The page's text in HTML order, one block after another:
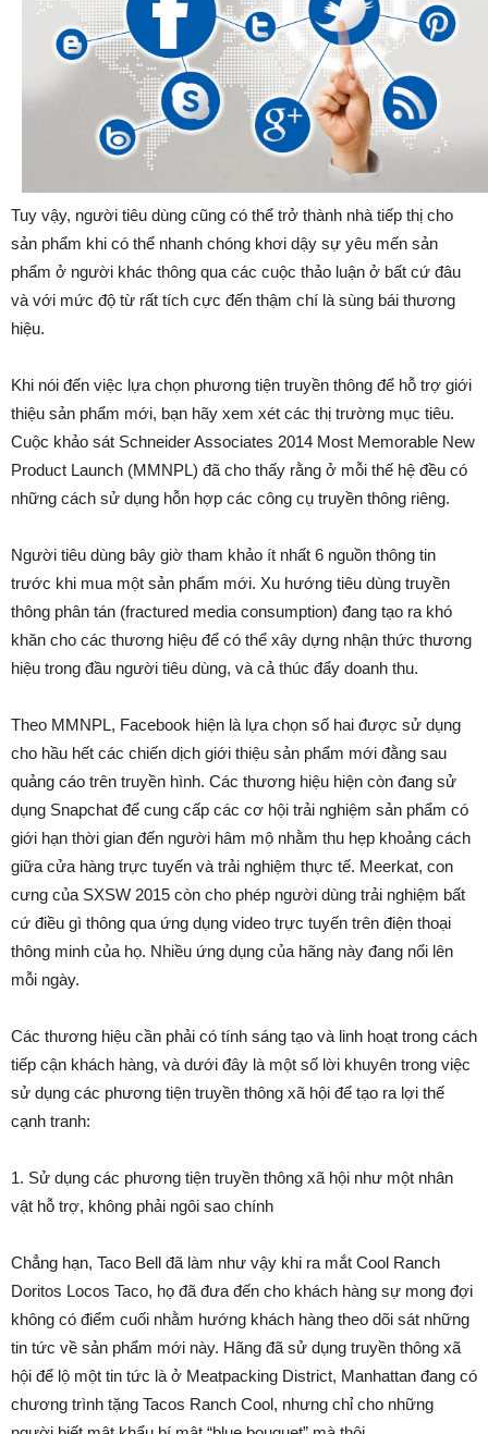
Tuy vậy, người tiêu dùng cũng có thể trở thành nhà tiếp thị cho
sản phẩm khi có thể nhanh chóng khơi dậy sự yêu mến sản
phẩm ở người khác thông qua các cuộc thảo luận ở bất cứ đâu
và với mức độ từ rất tích cực đến thậm chí là sùng bái thương
hiệu.
Khi nói đến việc lựa chọn phương tiện truyền thông để hỗ trợ giới
thiệu sản phẩm mới, bạn hãy xem xét các thị trường mục tiêu.
Cuộc khảo sát Schneider Associates 2014 Most Memorable New
Product Launch (MMNPL) đã cho thấy rằng ở mỗi thế hệ đều có
những cách sử dụng hỗn hợp các công cụ truyền thông riêng.
Người tiêu dùng bây giờ tham khảo ít nhất 6 nguồn thông tin
trước khi mua một sản phẩm mới. Xu hướng tiêu dùng truyền
thông phân tán (fractured media consumption) đang tạo ra khó
khăn cho các thương hiệu để có thể xây dựng nhận thức thương
hiệu trong đầu người tiêu dùng, và cả thúc đẩy doanh thu.
Theo MMNPL, Facebook hiện là lựa chọn số hai được sử dụng
cho hầu hết các chiến dịch giới thiệu sản phẩm mới đằng sau
quảng cáo trên truyền hình. Các thương hiệu hiện còn đang sử
dụng Snapchat để cung cấp các cơ hội trải nghiệm sản phẩm có
giới hạn thời gian đến người hâm mộ nhằm thu hẹp khoảng cách
giữa cửa hàng trực tuyến và trải nghiệm thực tế. Meerkat, con
cưng của SXSW 2015 còn cho phép người dùng trải nghiệm bất
cứ điều gì thông qua ứng dụng video trực tuyến trên điện thoại
thông minh của họ. Nhiều ứng dụng của hãng này đang nổi lên
mỗi ngày.
Các thương hiệu cần phải có tính sáng tạo và linh hoạt trong cách
tiếp cận khách hàng, và dưới đây là một số lời khuyên trong việc
sử dụng các phương tiện truyền thông xã hội để tạo ra lợi thế
cạnh tranh:
1. Sử dụng các phương tiện truyền thông xã hội như một nhân
vật hỗ trợ, không phải ngôi sao chính
Chẳng hạn, Taco Bell đã làm như vậy khi ra mắt Cool Ranch
Doritos Locos Taco, họ đã đưa đến cho khách hàng sự mong đợi
không có điểm cuối nhằm hướng khách hàng theo dõi sát những
tin tức về sản phẩm mới này. Hãng đã sử dụng truyền thông xã
hội để lộ một tin tức là ở Meatpacking District, Manhattan đang có
chương trình tặng Tacos Ranch Cool, nhưng chỉ cho những